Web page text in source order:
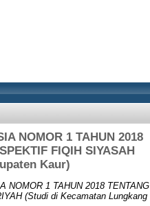
NOMOR 1 TAHUN 2018
FIQIH SIYASAH
Kaur)
NOMOR 1 TAHUN 2018 TENTANG
(Studi di Kecamatan Lungkang